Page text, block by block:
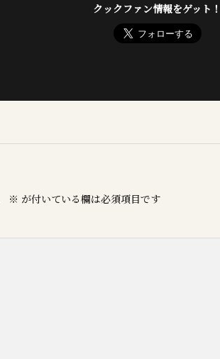
クックファン情報をゲット！
※ が付いている欄は必須項目です